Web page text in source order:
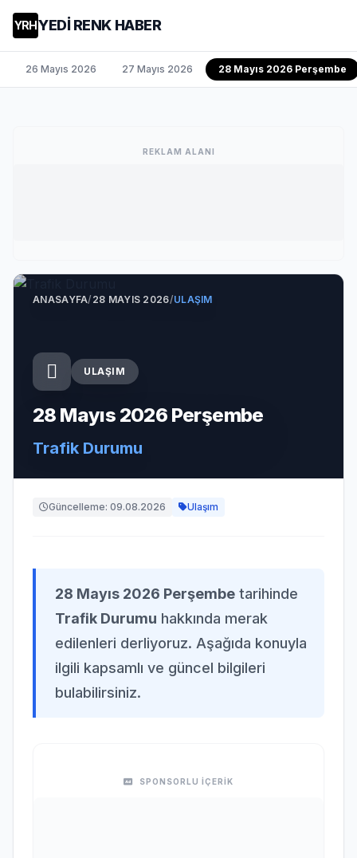
YRHYEDİ RENK HABER
26 Mayıs 2026 27 Mayıs 2026 28 Mayıs 2026 Perşembe
REKLAM ALANI
ANASAYFA/28 MAYIS 2026/ULAŞIM
ULAŞIM
28 Mayıs 2026 Perşembe
Trafik Durumu
Güncelleme: 09.08.2026 Ulaşım
28 Mayıs 2026 Perşembe tarihinde
Trafik Durumu hakkında merak
edilenleri derliyoruz. Aşağıda konuyla
ilgili kapsamlı ve güncel bilgileri
bulabilirsiniz.
SPONSORLU İÇERİK